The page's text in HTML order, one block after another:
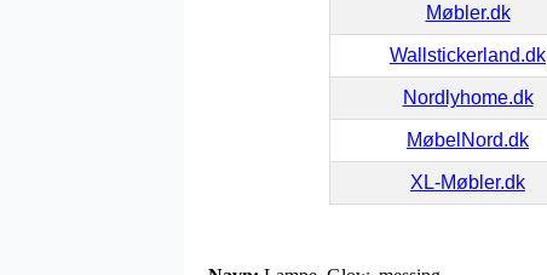
Møbler.dk
Wallstickerland.dk
Nordlyhome.dk
MøbelNord.dk
XL-Møbler.dk